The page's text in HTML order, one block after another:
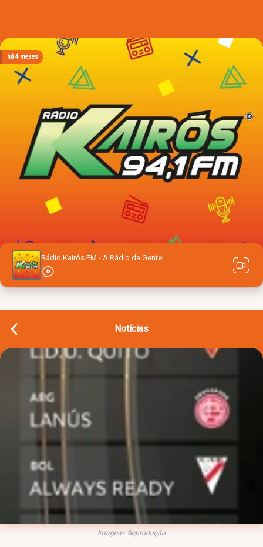
Rádio Kairós FM - A Rádio da Gente!
Notícias
Imagem: Reprodução
há 3 meses
há 3 meses
há 3 meses
há 3 meses
há 4 meses